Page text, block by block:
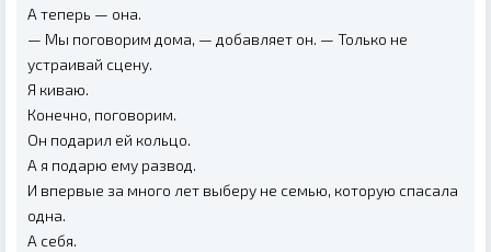
А теперь — она.
— Мы поговорим дома, — добавляет он. — Только не
устраивай сцену.
Я киваю.
Конечно, поговорим.
Он подарил ей кольцо.
А я подарю ему развод.
И впервые за много лет выберу не семью, которую спасала
одна.
А себя.